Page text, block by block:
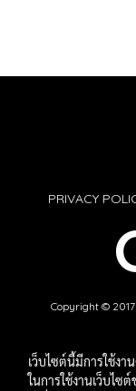
PRIVACY
Copyright ©
เว็บไซต์นี้มีการใช้ง
ในการใช้งานเว็บไซ